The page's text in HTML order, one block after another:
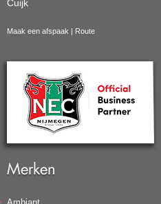
Cuijk
Maak een afspaak | Route
Merken